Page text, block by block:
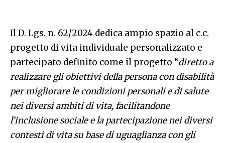
Il D. Lgs. n. 62/2024 dedica ampio spazio al c.c.
progetto di vita individuale personalizzato e
partecipato definito come il progetto “diretto a
realizzare gli obiettivi della persona con disabilità
per migliorare le condizioni personali e di salute
nei diversi ambiti di vita, facilitandone
l’inclusione sociale e la partecipazione nei diversi
contesti di vita su base di uguaglianza con gli